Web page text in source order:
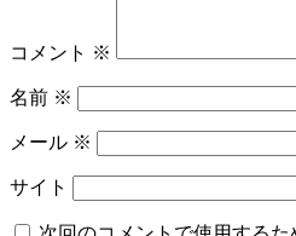
コメント ※
名前 ※
メール ※
サイト